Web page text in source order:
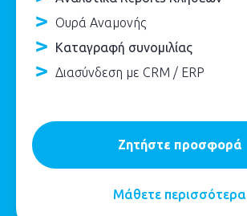
Ουρά Αναμονής
Καταγραφή συνομιλίας
Διασύνδεση με CRM / ERP
Ζητήστε προσφορά
Μάθετε περισσότερα